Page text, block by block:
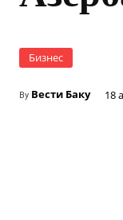
Бизнес
By Вести Баку 18